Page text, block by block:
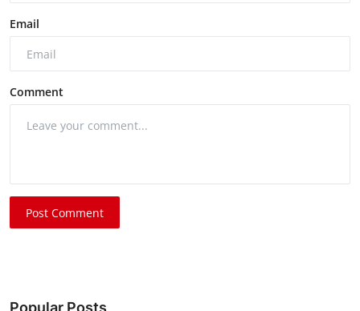
Email
Comment
Post Comment